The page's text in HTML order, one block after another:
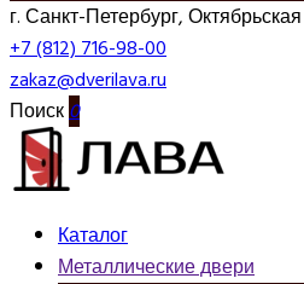
г. Санкт-Петербург,
+7 (812) 716-98-00
zakaz@dverilava.ru
Поиск0
Каталог
Металлические двери